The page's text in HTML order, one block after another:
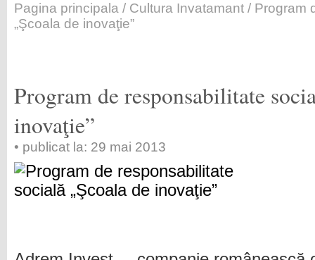
Pagina principala / Cultura Invatamant / Program
„Şcoala de inovaţie”
Program de responsabilitate
inovaţie”
• publicat la: 29 mai 2013